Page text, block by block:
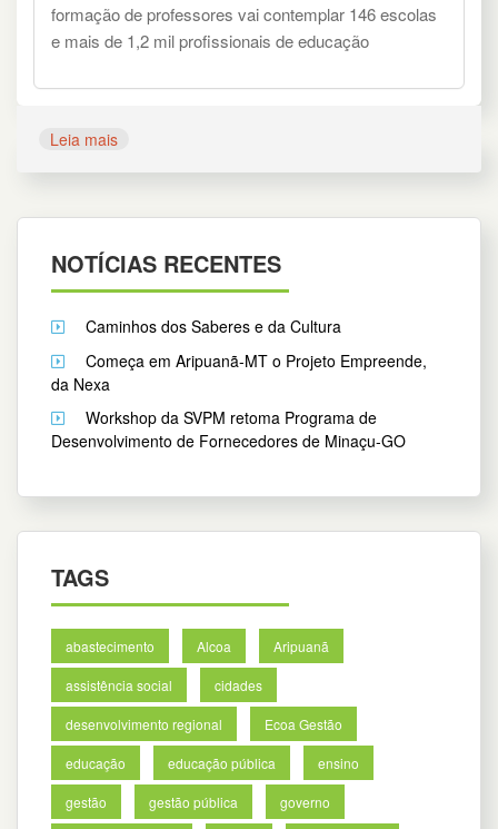
formação de professores vai contemplar 146 escolas
e mais de 1,2 mil profissionais de educação
Leia mais
NOTÍCIAS RECENTES
Caminhos dos Saberes e da Cultura
Começa em Aripuanã-MT o Projeto Empreende,
da Nexa
Workshop da SVPM retoma Programa de
Desenvolvimento de Fornecedores de Minaçu-GO
TAGS
abastecimento Alcoa Aripuanã
assistência social cidades
desenvolvimento regional Ecoa Gestão
educação educação pública ensino
gestão gestão pública governo